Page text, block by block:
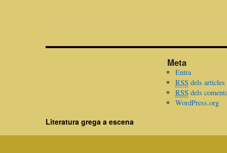
Meta
Entra
RSS dels articles
RSS dels
WordPress.org
Literatura grega a escena